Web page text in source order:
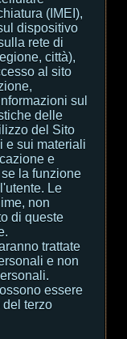
(IMEI),
dispositivo
rete di
città),
al sito
sul
delle
del Sito
e sui materiali
e
la funzione
Le
non
di queste
trattate
e non
essere
del terzo